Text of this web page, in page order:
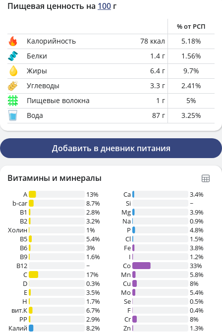
Пищевая ценность на 100 г
% от РСП
Калорийность 78 ккал 5.18%
Белки
1.4 г 1.56%
Жиры
6.4 г 9.7%
Углеводы
3.3 г 2.41%
Пищевые волокна
1 г 5%
Вода
87 г 3.25%
Добавить в дневник питания
Витамины и минералы
A
13%
b-car
8.7%
В1
2.8%
B2
3.2%
Холин
1%
B5
5.4%
B6
3%
B9
1.6%
B12
~
C
17%
D
0.3%
E
3.5%
H
1.7%
вит.К
6.7%
PP
2.9%
Калий
8.2%
Ca
3.4%
Si
~
Mg
3.9%
Na
0.9%
P
4.8%
Cl
1.5%
Fe
3.8%
I
1.2%
Co
33%
Mn
5.8%
Cu
8%
Mo
5.4%
Se
0.5%
F
0.4%
Cr
8%
Zn
1.3%